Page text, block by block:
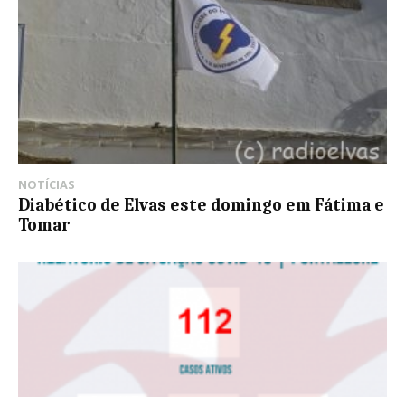
NOTÍCIAS
Diabético de Elvas este domingo em Fátima e
Tomar